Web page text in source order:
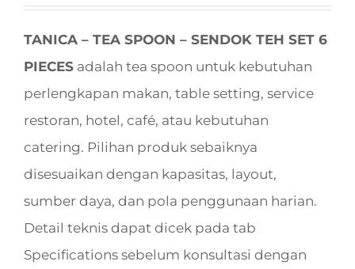
TANICA – TEA SPOON – SENDOK TEH SET 6
PIECES adalah tea spoon untuk kebutuhan
perlengkapan makan, table setting, service
restoran, hotel, café, atau kebutuhan
catering. Pilihan produk sebaiknya
disesuaikan dengan kapasitas, layout,
sumber daya, dan pola penggunaan harian.
Detail teknis dapat dicek pada tab
Specifications sebelum konsultasi dengan